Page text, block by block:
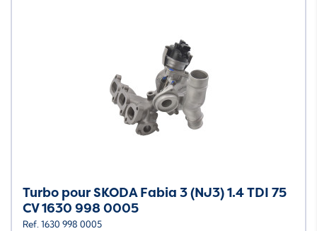
Turbo pour SKODA Fabia 3 (NJ3) 1.4 TDI 75
CV 1630 998 0005
Ref. 1630 998 0005